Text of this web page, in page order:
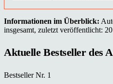
Informationen im Überblick:
insgesamt, zuletzt veröffentlicht:
Aktuelle Bestseller des
Bestseller Nr. 1